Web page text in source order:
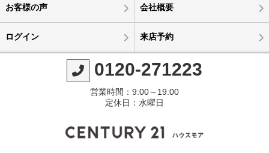
お客様の声 会社概要
ログイン 来店予約
0120-271223
営業時間：9:00～19:00
定休日：水曜日